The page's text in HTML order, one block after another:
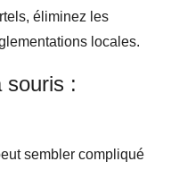
éliminez les
locales.
souris :
sembler compliqué